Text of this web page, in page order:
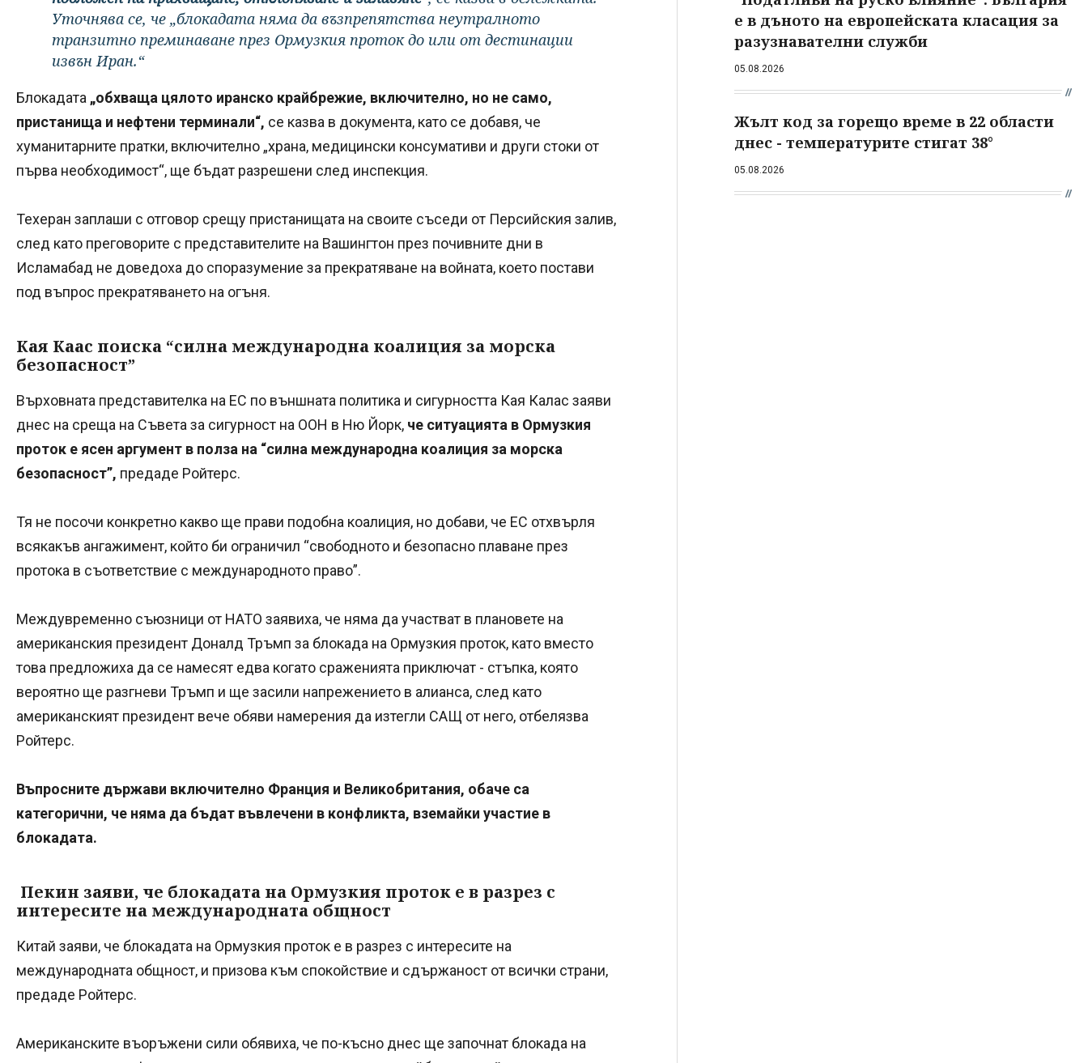
Уточнява се, че „блокадата няма да възпрепятства неутралното
транзитно преминаване през Ормузкия проток до или от дестинации
извън Иран.“
Блокадата „обхваща цялото иранско крайбрежие, включително, но не само,
пристанища и нефтени терминали“, се казва в документа, като се добавя, че
хуманитарните пратки, включително „храна, медицински консумативи и други стоки от
първа необходимост“, ще бъдат разрешени след инспекция.
Техеран заплаши с отговор срещу пристанищата на своите съседи от Персийския залив,
след като преговорите с представителите на Вашингтон през почивните дни в
Исламабад не доведоха до споразумение за прекратяване на войната, което постави
под въпрос прекратяването на огъня.
Кая Каас поиска “силна международна коалиция за морска
безопасност”
Върховната представителка на ЕС по външната политика и сигурността Кая Калас заяви
днес на среща на Съвета за сигурност на ООН в Ню Йорк, че ситуацията в Ормузкия
проток е ясен аргумент в полза на “силна международна коалиция за морска
безопасност”, предаде Ройтерс.
Тя не посочи конкретно какво ще прави подобна коалиция, но добави, че ЕС отхвърля
всякакъв ангажимент, който би ограничил “свободното и безопасно плаване през
протока в съответствие с международното право”.
Междувременно съюзници от НАТО заявиха, че няма да участват в плановете на
американския президент Доналд Тръмп за блокада на Ормузкия проток, като вместо
това предложиха да се намесят едва когато сраженията приключат - стъпка, която
вероятно ще разгневи Тръмп и ще засили напрежението в алианса, след като
американският президент вече обяви намерения да изтегли САЩ от него, отбелязва
Ройтерс.
Въпросните държави включително Франция и Великобритания, обаче са
категорични, че няма да бъдат въвлечени в конфликта, вземайки участие в
блокадата.
Пекин заяви, че блокадата на Ормузкия проток е в разрез с
интересите на международната общност
Китай заяви, че блокадата на Ормузкия проток е в разрез с интересите на
международната общност, и призова към спокойствие и сдържаност от всички страни,
предаде Ройтерс.
Американските въоръжени сили обявиха, че по-късно днес ще започнат блокада на
е в дъното на европейската класация за
разузнавателни служби
05.08.2026
Жълт код за горещо време в 22 области
днес - температурите стигат 38°
05.08.2026